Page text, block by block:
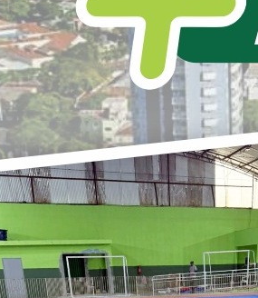
PARA FINS
2023-PML -